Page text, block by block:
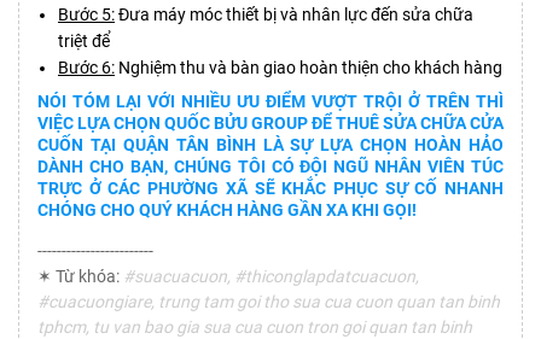
Bước 5:Đưa máy móc thiết bị và nhân lực đến sửa chữa
triệt để
Bước 6: Nghiệm thu và bàn giao hoàn thiện cho khách hàng
NÓI TÓM LẠI VỚI NHIỀU ƯU ĐIỂM VƯỢT TRỘI Ở TRÊN THÌ
VIỆC LỰA CHỌN QUỐC BỬU GROUP ĐỂ THUÊ SỬA CHỮA CỬA
CUỐN TẠI QUẬN TÂN BÌNH LÀ SỰ LỰA CHỌN HOÀN HẢO
DÀNH CHO BẠN, CHÚNG TÔI CÓ ĐỘI NGŨ NHÂN VIÊN TÚC
TRỰC Ở CÁC PHƯỜNG XÃ SẼ KHẮC PHỤC SỰ CỐ NHANH
CHÓNG CHO QUÝ KHÁCH HÀNG GẦN XA KHI GỌI!
------------------------
✶ Từ khóa: #suacuacuon, #thiconglapdatcuacuon,
#cuacuongiare, trung tam goi tho sua cua cuon quan tan binh
tphcm, tu van bao gia sua cua cuon tron goi quan tan binh